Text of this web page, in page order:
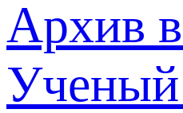
Архив